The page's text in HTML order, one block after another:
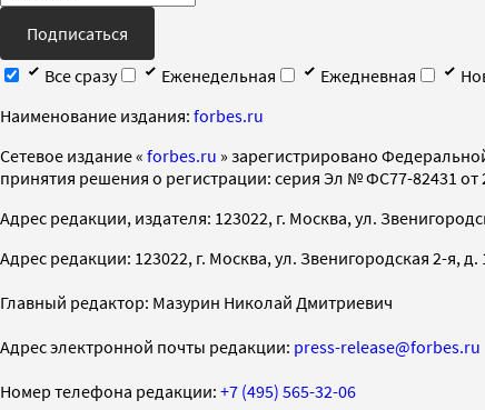
Подписаться
Все сразу
Еженедельная Ежедневная
Наименование издания: forbes.ru
Cетевое издание « forbes.ru » зарегистрировано
принятия решения о регистрации: серия Эл № ФС77-82431 от
Адрес редакции, издателя: 123022, г. Москва, ул.
Адрес редакции: 123022, г. Москва, ул. Звенигородская 2-я, д.
Главный редактор: Мазурин Николай Дмитриевич
Адрес электронной почты редакции: press-release@forbes.ru
Номер телефона редакции: +7 (495) 565-32-06